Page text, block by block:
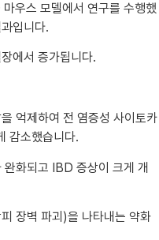
우스 모델에서 연구를 수행했
입니다.
에서 증가됩니다.
억제하여 전 염증성 사이토카
감소했습니다.
화되고 IBD 증상이 크게 개
장벽 파괴)을 나타내는 약화